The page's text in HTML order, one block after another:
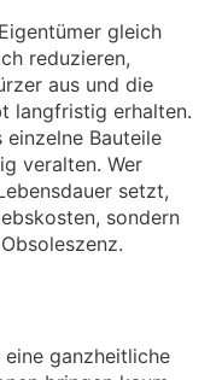
gleich
reduzieren,
aus und die
langfristig erhalten.
Bauteile
veralten. Wer
setzt,
sondern
ganzheitliche